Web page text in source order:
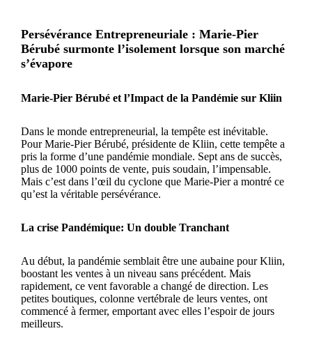
Persévérance Entrepreneuriale : Marie-Pier
Bérubé surmonte l’isolement lorsque son marché
s’évapore
Marie-Pier Bérubé et l’Impact de la Pandémie sur Kliin
Dans le monde entrepreneurial, la tempête est inévitable.
Pour Marie-Pier Bérubé, présidente de Kliin, cette tempête a
pris la forme d’une pandémie mondiale. Sept ans de succès,
plus de 1000 points de vente, puis soudain, l’impensable.
Mais c’est dans l’œil du cyclone que Marie-Pier a montré ce
qu’est la véritable persévérance.
La crise Pandémique: Un double Tranchant
Au début, la pandémie semblait être une aubaine pour Kliin,
boostant les ventes à un niveau sans précédent. Mais
rapidement, ce vent favorable a changé de direction. Les
petites boutiques, colonne vertébrale de leurs ventes, ont
commencé à fermer, emportant avec elles l’espoir de jours
meilleurs.